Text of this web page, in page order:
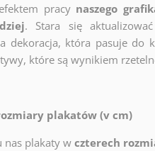
pracy naszego
. Stara się
dekoracja, która pasuje do
które są wynikiem
plakatów (v cm)
nas plakaty w czterech